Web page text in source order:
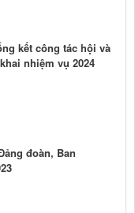
kết công tác hội và
nhiệm vụ 2024
đoàn, Ban